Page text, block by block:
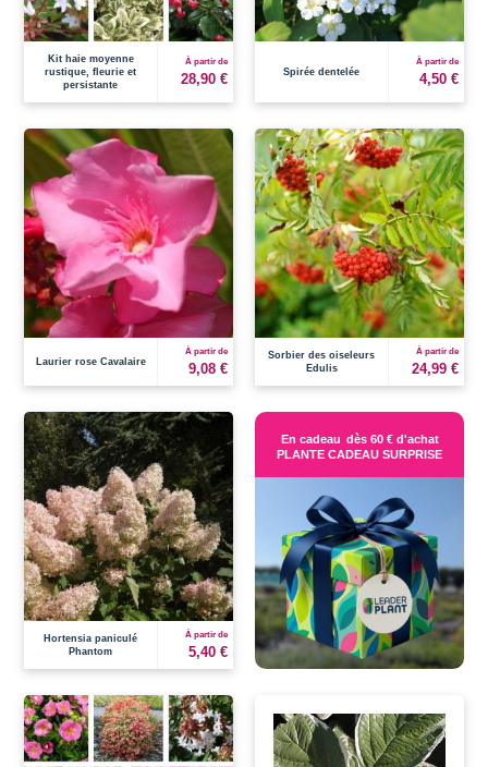
Kit haie moyenne
rustique, fleurie et
persistante
À partir de
28,90 € Spirée dentelée
À partir de
4,50 €
Laurier rose Cavalaire
À partir de
9,08 €
Sorbier des oiseleurs
Edulis
À partir de
24,99 €
Hortensia paniculé
Phantom
À partir de
5,40 €
En cadeau dès 60 € d'achat
PLANTE CADEAU SURPRISE